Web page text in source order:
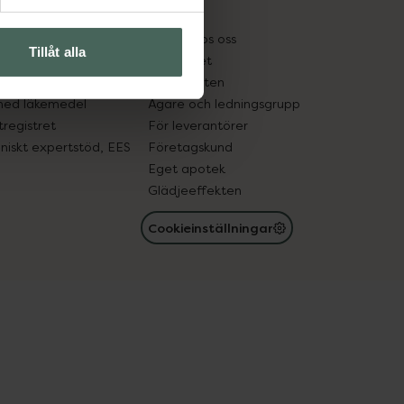
Tillåt alla
in gammal medicin
läkemedel
expertstöd, EES
Pressrum
Jobba hos oss
Hållbarhet
Samarbeten
Ägare och ledningsgrupp
För leverantörer
Företagskund
Eget apotek
Glädjeeffekten
Cookieinställningar